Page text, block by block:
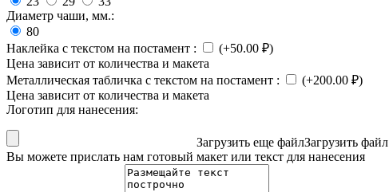
Диаметр чаши, мм.:
80
Наклейка с текстом на постамент : (+50.00 ₽)
Цена зависит от количества и макета
Металлическая табличка с текстом на постамент : (+200.00 ₽)
Цена зависит от количества и макета
Логотип для нанесения:
Загрузить еще файлЗагрузить файл
Вы можете прислать нам готовый макет или текст для нанесения